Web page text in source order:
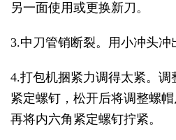
另一面使用或更换新刀。
3.中刀管销断裂。用小冲头冲
4.打包机捆紧力调得太紧。调
紧定螺钉，松开后将调整螺
再将内六角紧定螺钉拧紧。